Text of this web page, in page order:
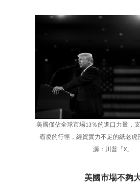
美國僅佔全球市場13％的進口力量，
霸凌的行徑，經貿實力不足的紙老虎
源：川普「X」
美國市場不夠